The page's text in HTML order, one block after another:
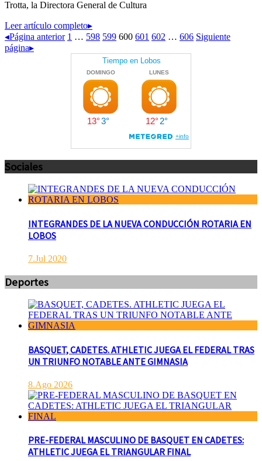
Trotta, la Directora General de Cultura
Leer artículo completo▸
◂Página anterior 1 … 598 599 600 601 602 … 606 Siguiente
página▸
Sociales
INTEGRANDES DE LA NUEVA CONDUCCIÓN ROTARIA EN
LOBOS
7.Jul 2020
Deportes
BASQUET, CADETES. ATHLETIC JUEGA EL FEDERAL TRAS
UN TRIUNFO NOTABLE ANTE GIMNASIA
8.Ago 2026
PRE-FEDERAL MASCULINO DE BASQUET EN CADETES:
ATHLETIC JUEGA EL TRIANGULAR FINAL